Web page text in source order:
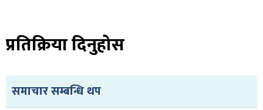
प्रतिक्रिया दिनुहोस
समाचार सम्बन्धि थप